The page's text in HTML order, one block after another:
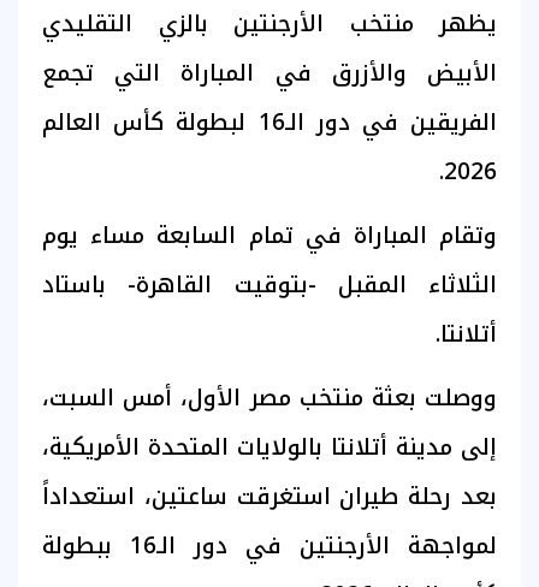
يظهر منتخب الأرجنتين بالزي التقليدي
الأبيض والأزرق في المباراة التي تجمع
الفريقين في دور الـ16 لبطولة كأس العالم
2026.
وتقام المباراة في تمام السابعة مساء يوم
الثلاثاء المقبل -بتوقيت القاهرة- باستاد
أتلانتا.
ووصلت بعثة منتخب مصر الأول، أمس السبت،
إلى مدينة أتلانتا بالولايات المتحدة الأمريكية،
بعد رحلة طيران استغرقت ساعتين، استعداداً
لمواجهة الأرجنتين في دور الـ16 ببطولة